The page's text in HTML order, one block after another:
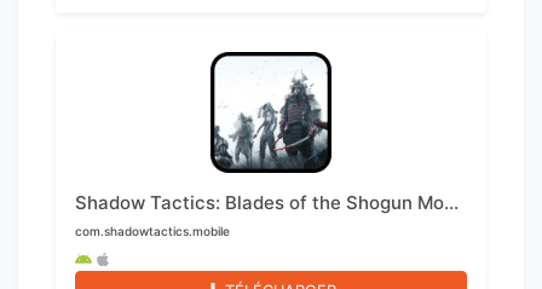
Shadow Tactics: Blades of the Shogun Mobile
com.shadowtactics.mobile